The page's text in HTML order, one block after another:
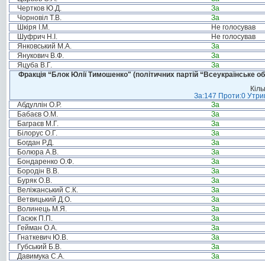
Чертков Ю.Д.
За
Чорновіл Т.В.
За
Шкіря І.М.
Не голосував
Шуфрич Н.І.
Не голосував
Янковський М.А.
За
Янукович В.Ф.
За
Яцуба В.Г.
За
Фракція “Блок Юлії Тимошенко" (політичних партій “Всеукраїнське
За:147 Проти:0
Абдуллін О.Р.
За
Бабаєв О.М.
За
Баграєв М.Г.
За
Білорус О.Г.
За
Богдан Р.Д.
За
Болюра А.В.
За
Бондаренко О.Ф.
За
Бородін В.В.
За
Буряк О.В.
За
Веліжанський С.К.
За
Ветвицький Д.О.
За
Волинець М.Я.
За
Гасюк П.П.
За
Гейман О.А.
За
Гнаткевич Ю.В.
За
Губський Б.В.
За
Давимука С.А.
За